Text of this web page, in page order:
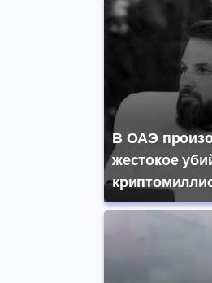
В ОАЭ
жестокое